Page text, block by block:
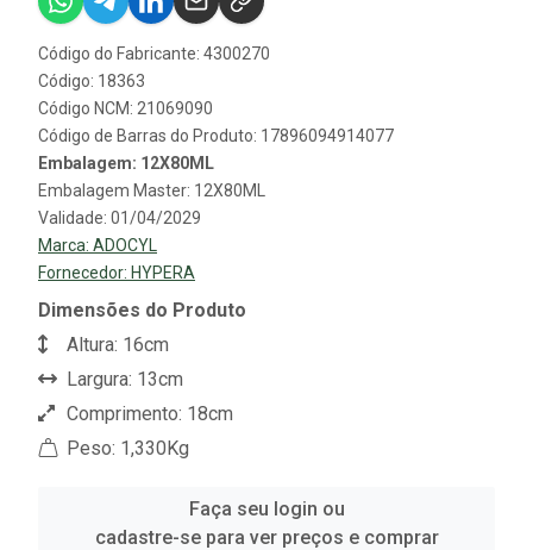
Código do Fabricante: 4300270
Código: 18363
Código NCM: 21069090
Código de Barras do Produto: 17896094914077
Embalagem: 12X80ML
Embalagem Master: 12X80ML
Validade: 01/04/2029
Marca: ADOCYL
Fornecedor: HYPERA
Dimensões do Produto
Altura: 16cm
Largura: 13cm
Comprimento: 18cm
Peso: 1,330Kg
Faça seu login ou
cadastre-se para ver preços e comprar